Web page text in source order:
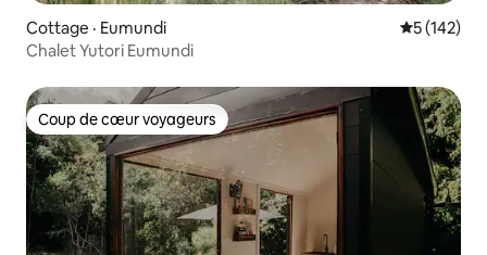
Cottage · Eumundi Note
5 (142)
Chalet Yutori Eumundi
Coup de cœur voyageurs
Coup de cœur voyageurs